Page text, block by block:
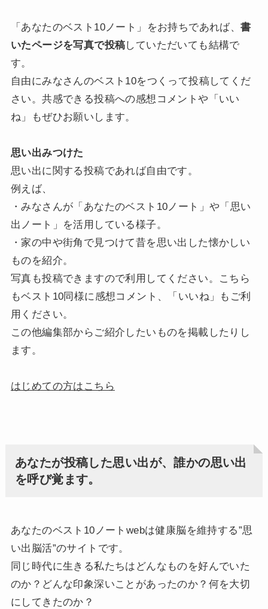
「あなたのベスト10ノート」をお持ちであれば、書
いたページを写真で投稿していただいても結構で
す。
自由にみなさんのベスト10をつくって投稿してくだ
さい。共感できる投稿への感想コメントや「いい
ね」もぜひお願いします。
思い出みつけた
思い出に関する投稿であれば自由です。
例えば、
・みなさんが「あなたのベスト10ノート」や「思い
出ノート」を活用している様子。
・家の中や街角で見つけて昔を思い出した懐かしい
ものを紹介。
写真も投稿できますので利用してください。こちら
もベスト10同様に感想コメント、「いいね」もご利
用ください。
この他編集部からご紹介したいものを掲載したりし
ます。
はじめての方はこちら
あなたが投稿した思い出が、誰かの思い出
を呼び覚ます。
あなたのベスト10ノートwebは健康脳を維持する”思
い出脳活”のサイトです。
同じ時代に生きる私たちはどんなものを好んでいた
のか？どんな印象深いことがあったのか？何を大切
にしてきたのか？